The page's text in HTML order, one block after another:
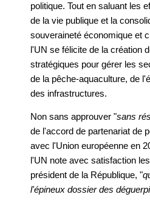
politique. Tout en saluant les
de la vie publique et la
souveraineté économique et
l'UN se félicite de la création
stratégiques pour gérer les
de la pêche-aquaculture, de
des infrastructures.
Non sans approuver "sans
de l'accord de partenariat de
avec l'Union européenne en
l'UN note avec satisfaction
président de la République, "
l'épineux dossier des